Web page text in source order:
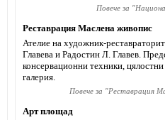
Повече за "
Реставрация Маслена живопис
Ателие на художник-
Главева и Радостин Л. Главев.
консервационни техники,
галерия.
Повече за "Реставрация
Арт площад